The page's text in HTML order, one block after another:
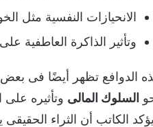
الانحيازات النفسية مثل
وتأثير الذاكرة العاطفية على
الدوافع تظهر أيضًا فى بعض
السلوك المالى وتأثيره على
الكاتب أن الثراء